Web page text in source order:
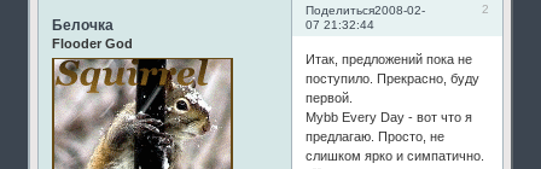
Поделиться 2
2008-02-
07 21:32:44
Белочка
Flooder God
Итак, предложений пока не
поступило. Прекрасно, буду
первой.
Mybb Every Day - вот что я
предлагаю. Просто, не
слишком ярко и симпатично.